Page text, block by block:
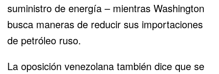
suministro de energía – mientras Washington
busca maneras de reducir sus importaciones
de petróleo ruso.
La oposición venezolana también dice que se